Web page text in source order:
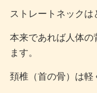
ストレートネックは
本来であれば人体の
ます。
頚椎（首の骨）は軽